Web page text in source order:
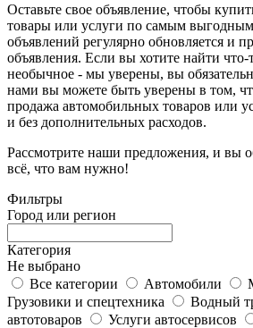
Оставьте свое объявление, чтобы
товары или услуги по самым
объявлений регулярно обновляется и
объявления. Если вы хотите найти что-
необычное - мы уверены, вы
нами вы можете быть уверены в том,
продажа автомобильных товаров или
и без дополнительных расходов.
Рассмотрите наши предложения, и вы
всё, что вам нужно!
Фильтры
Город или регион
Категория
Не выбрано
Все категории
Автомобили
Грузовики и спецтехника
Водный
автотоваров
Услуги автосервисов